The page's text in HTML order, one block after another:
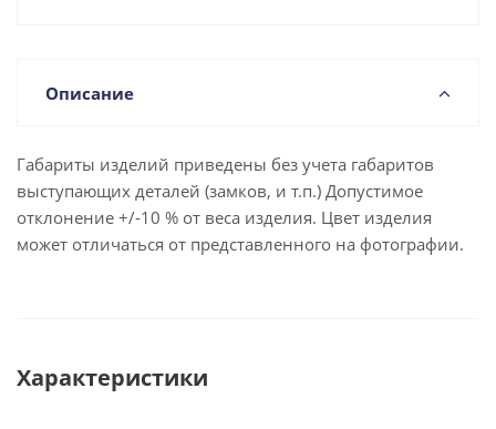
Описание
Габариты изделий приведены без учета габаритов
выступающих деталей (замков, и т.п.) Допустимое
отклонение +/-10 % от веса изделия. Цвет изделия
может отличаться от представленного на фотографии.
Характеристики